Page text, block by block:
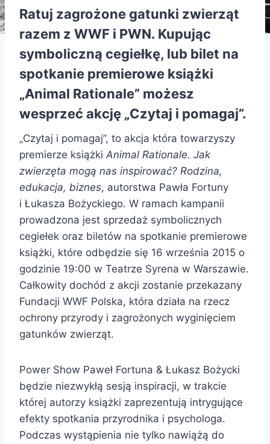
Ratuj zagrożone gatunki zwierząt
razem z WWF i PWN. Kupując
symboliczną cegiełkę, lub bilet na
spotkanie premierowe książki
„Animal Rationale” możesz
wesprzeć akcję „Czytaj i pomagaj”.
„Czytaj i pomagaj”, to akcja która towarzyszy
premierze książki Animal Rationale. Jak
zwierzęta mogą nas inspirować? Rodzina,
edukacja, biznes, autorstwa Pawła Fortuny
i Łukasza Bożyckiego. W ramach kampanii
prowadzona jest sprzedaż symbolicznych
cegiełek oraz biletów na spotkanie premierowe
książki, które odbędzie się 16 września 2015 o
godzinie 19:00 w Teatrze Syrena w Warszawie.
Całkowity dochód z akcji zostanie przekazany
Fundacji WWF Polska, która działa na rzecz
ochrony przyrody i zagrożonych wyginięciem
gatunków zwierząt.
Power Show Paweł Fortuna & Łukasz Bożycki
będzie niezwykłą sesją inspiracji, w trakcie
której autorzy książki zaprezentują intrygujące
efekty spotkania przyrodnika i psychologa.
Podczas wystąpienia nie tylko nawiążą do